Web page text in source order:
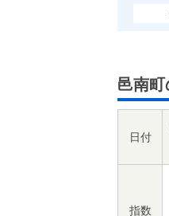
邑南
日付
指数